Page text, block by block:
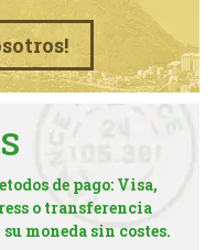
de pago: Visa,
o transferencia
moneda sin costes.